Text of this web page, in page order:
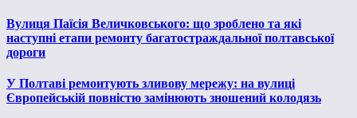
Вулиця Паїсія Величковського: що зроблено та які
наступні етапи ремонту багатостраждальної полтавської
дороги
У Полтаві ремонтують зливову мережу: на вулиці
Європейській повністю замінюють зношений колодязь